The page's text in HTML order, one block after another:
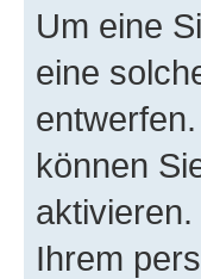
Um eine
eine
können
Ihrem